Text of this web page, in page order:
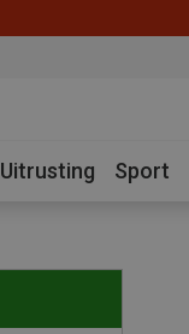
Uitrusting Sport